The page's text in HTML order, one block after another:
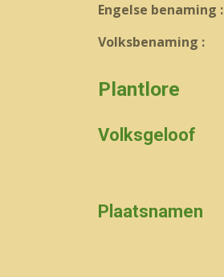
Engelse benaming :
Volksbenaming :
Plantlore
Volksgeloof
Plaatsnamen